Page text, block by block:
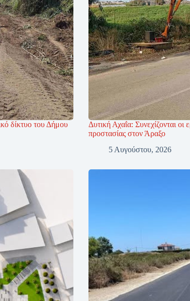
δίκτυο του Δήμου
Δυτική Αχαΐα: Συνεχίζονται οι
προστασίας στον Άραξο
5 Αυγούστου, 2026